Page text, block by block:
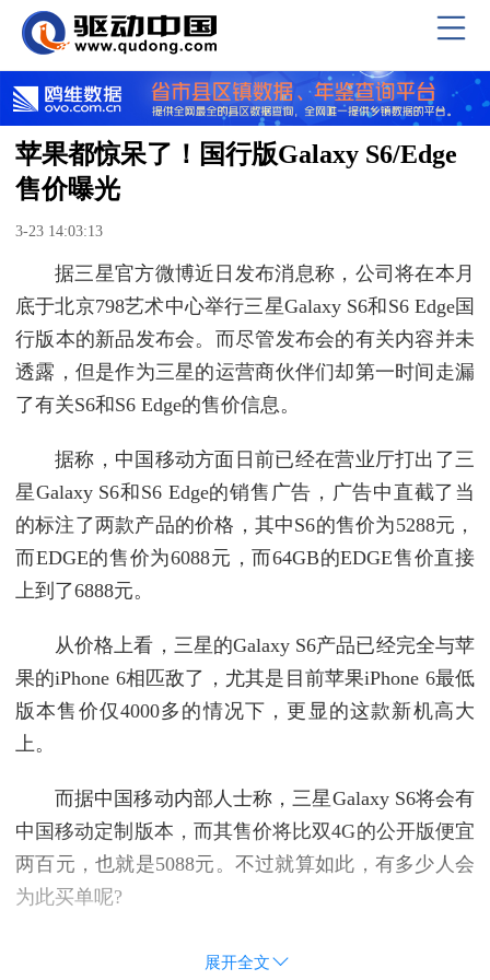
苹果都惊呆了！国行版Galaxy S6/Edge
售价曝光
3-23 14:03:13
据三星官方微博近日发布消息称，公司将在本月
底于北京798艺术中心举行三星Galaxy S6和S6 Edge国
行版本的新品发布会。而尽管发布会的有关内容并未
透露，但是作为三星的运营商伙伴们却第一时间走漏
了有关S6和S6 Edge的售价信息。
据称，中国移动方面日前已经在营业厅打出了三
星Galaxy S6和S6 Edge的销售广告，广告中直截了当
的标注了两款产品的价格，其中S6的售价为5288元，
而EDGE的售价为6088元，而64GB的EDGE售价直接
上到了6888元。
从价格上看，三星的Galaxy S6产品已经完全与苹
果的iPhone 6相匹敌了，尤其是目前苹果iPhone 6最低
版本售价仅4000多的情况下，更显的这款新机高大
上。
而据中国移动内部人士称，三星Galaxy S6将会有
中国移动定制版本，而其售价将比双4G的公开版便宜
两百元，也就是5088元。不过就算如此，有多少人会
为此买单呢?
展开全文